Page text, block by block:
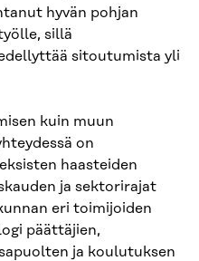
hyvän pohjan
sillä
sitoutumista yli
kuin muun
on
haasteiden
ja sektorirajat
eri toimijoiden
päättäjien,
ja koulutuksen